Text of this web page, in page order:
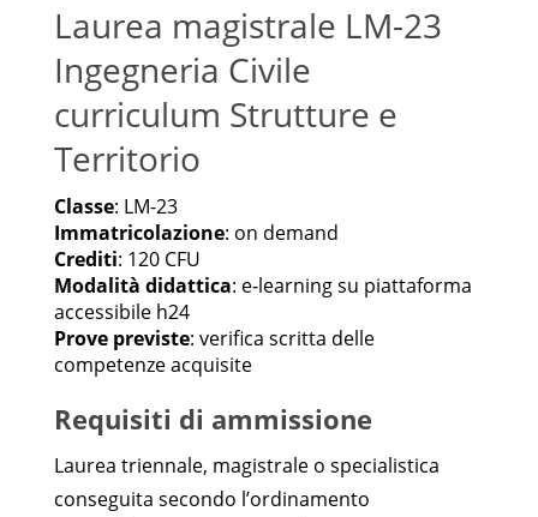
Laurea magistrale LM-23
Ingegneria Civile
curriculum Strutture e
Territorio
Classe: LM-23
Immatricolazione: on demand
Crediti: 120 CFU
Modalità didattica: e-learning su piattaforma
accessibile h24
Prove previste: verifica scritta delle
competenze acquisite
Requisiti di ammissione
Laurea triennale, magistrale o specialistica
conseguita secondo l’ordinamento